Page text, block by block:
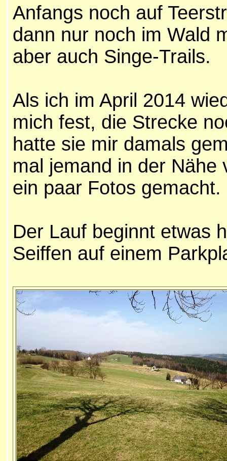
Anfangs noch auf
dann nur noch im Wald
aber auch Singe-Trails.
Als ich im April 2014
mich fest, die Strecke
hatte sie mir damals
mal jemand in der Nähe
ein paar Fotos gemacht.
Der Lauf beginnt etwas
Seiffen auf einem